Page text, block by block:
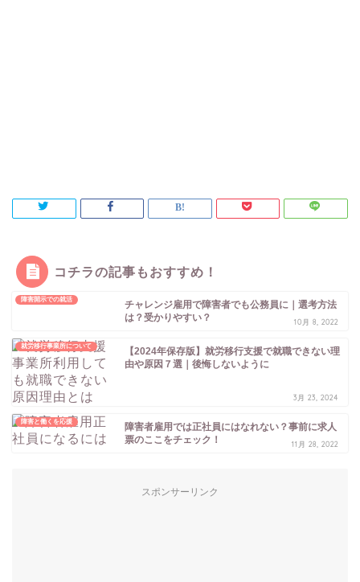
コチラの記事もおすすめ！
障害開示での就活
チャレンジ雇用で障害者でも公務員に｜選考方法
は？受かりやすい？
10月 8, 2022
就労移行事業所について
【2024年保存版】就労移行支援で就職できない理
由や原因７選｜後悔しないように
3月 23, 2024
障害と働くを応援
障害者雇用では正社員にはなれない？事前に求人
票のここをチェック！
11月 28, 2022
スポンサーリンク